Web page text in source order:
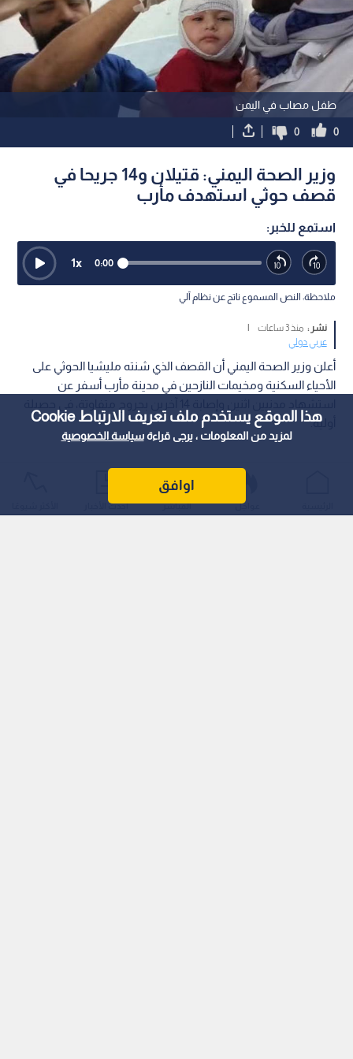
هذا الموقع يستخدم ملف تعريف الارتباط Cookie
لمزيد من المعلومات ، يرجى قراءةسياسة الخصوصية
اوافق
طفل مصاب في اليمن
0
0
وزير الصحة اليمني: قتيلان و14 جريحا في
قصف حوثي استهدف مأرب
استمع للخبر:
0:00
1x
ملاحظة: النص المسموع ناتج عن نظام آلي
نشر : منذ 3 ساعات
|
عربي دولي
أعلن وزير الصحة اليمني أن القصف الذي شنته مليشيا الحوثي على
الأحياء السكنية ومخيمات النازحين في مدينة مأرب أسفر عن
أولية.
عواجل المباشر أحدث الأخبار